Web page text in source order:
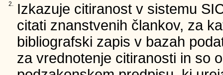
2.
Izkazuje citiranost v sistemu
citati znanstvenih člankov, za
bibliografski zapis v bazah
za vrednotenje citiranosti in so